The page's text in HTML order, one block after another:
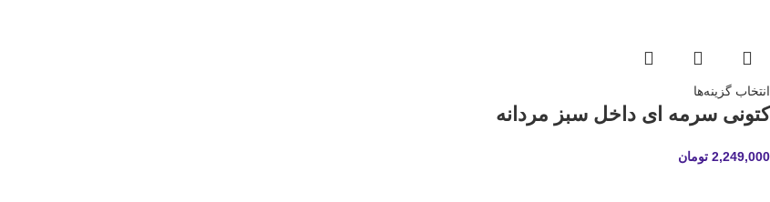
انتخاب گزینه‌ها
کتونی سرمه ای داخل سبز مردانه
2,249,000 تومان